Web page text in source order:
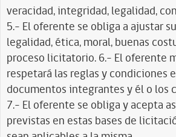
veracidad, integridad, legalidad,
5.- El oferente se obliga a ajustar
legalidad, ética, moral, buenas
proceso licitatorio. 6.- El oferente
respetará las reglas y condiciones
documentos integrantes y él o los
7.- El oferente se obliga y acepta
previstas en estas bases de